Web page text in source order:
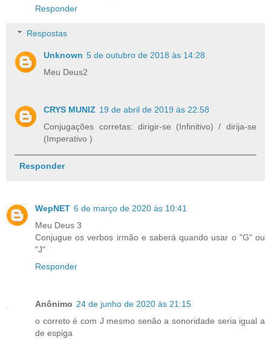
Responder
Respostas
Unknown 5 de outubro de 2018 às 14:28
Meu Deus2
CRYS MUNIZ 19 de abril de 2019 às 22:58
Conjugações corretas: dirigir-se (Infinitivo) / dirija-se
(Imperativo )
Responder
WepNET 6 de março de 2020 às 10:41
Meu Deus 3
Conjugue os verbos irmão e saberá quando usar o "G" ou
"J"
Responder
Anônimo 24 de junho de 2020 às 21:15
o correto é com J mesmo senão a sonoridade seria igual a
de espiga